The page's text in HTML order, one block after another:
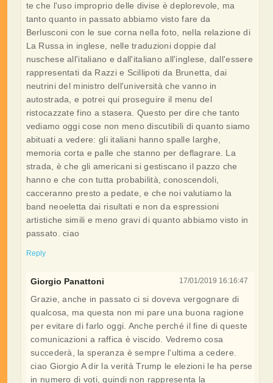
te che l'uso improprio delle divise è deplorevole, ma
tanto quanto in passato abbiamo visto fare da
Berlusconi con le sue corna nella foto, nella relazione di
La Russa in inglese, nelle traduzioni doppie dal
nuschese all'italiano e dall'italiano all'inglese, dall'essere
rappresentati da Razzi e Scillipoti da Brunetta, dai
neutrini del ministro dell'università che vanno in
autostrada, e potrei qui proseguire il menu del
ristocazzate fino a stasera. Questo per dire che tanto
vediamo oggi cose non meno discutibili di quanto siamo
abituati a vedere: gli italiani hanno spalle larghe,
memoria corta e palle che stanno per deflagrare. La
strada, è che gli americani si gestiscano il pazzo che
hanno e che con tutta probabilità, conoscendoli,
cacceranno presto a pedate, e che noi valutiamo la
band neoeletta dai risultati e non da espressioni
artistiche simili e meno gravi di quanto abbiamo visto in
passato. ciao
Reply
17/01/2019 16:16:47
Giorgio Panattoni
Grazie, anche in passato ci si doveva vergognare di
qualcosa, ma questa non mi pare una buona ragione
per evitare di farlo oggi. Anche perché il fine di queste
comunicazioni a raffica è viscido. Vedremo cosa
succederà, la speranza è sempre l'ultima a cedere.
ciao Giorgio A dir la verità Trump le elezioni le ha perse
in numero di voti, quindi non rappresenta la